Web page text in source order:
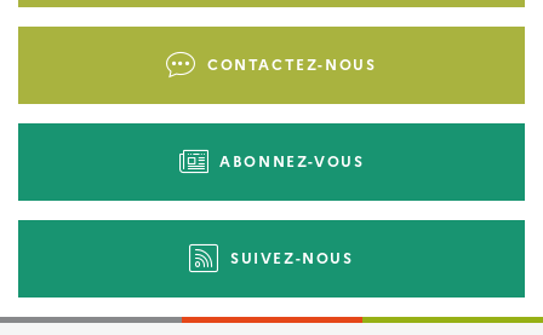
-
CONTACTEZ-NOUS
ABONNEZ-VOUS
SUIVEZ-NOUS